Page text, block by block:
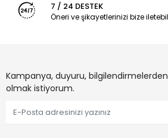
7 / 24 DESTEK
Öneri ve şikayetlerinizi bize
Kampanya, duyuru,
olmak istiyorum.